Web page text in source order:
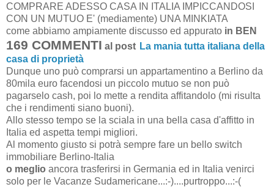
COMPRARE ADESSO CASA IN ITALIA IMPICCANDOSI
CON UN MUTUO E' (mediamente) UNA MINKIATA
come abbiamo ampiamente discusso ed appurato in BEN
169 COMMENTI al post La mania tutta italiana della
casa di proprietà
Dunque uno può comprarsi un appartamentino a Berlino da
80mila euro facendosi un piccolo mutuo se non può
pagarselo cash, poi lo mette a rendita affitandolo (mi risulta
che i rendimenti siano buoni).
Allo stesso tempo se la sciala in una bella casa d'affitto in
Italia ed aspetta tempi migliori.
Al momento giusto si potrà sempre fare un bello switch
immobiliare Berlino-Italia
o meglio ancora trasferirsi in Germania ed in Italia venirci
solo per le Vacanze Sudamericane...:-)....purtroppo...:-(